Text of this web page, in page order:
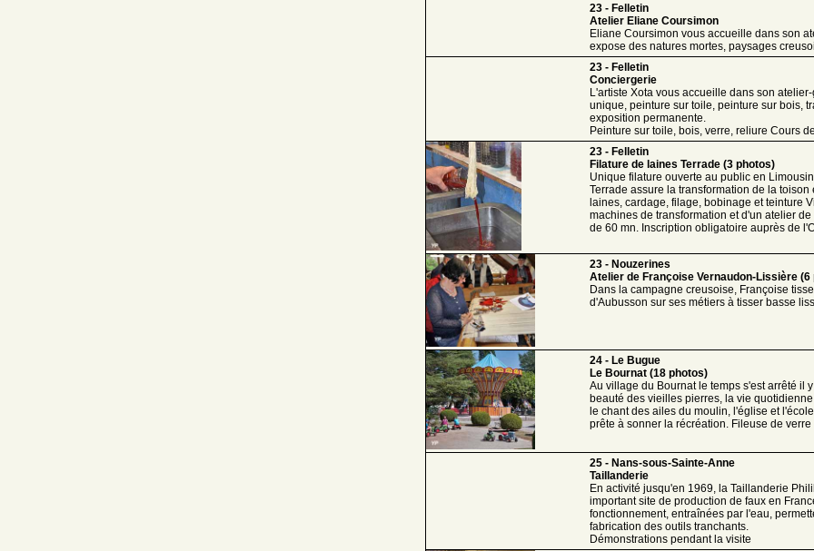
23 - Felletin
Atelier Eliane Coursimon
Eliane Coursimon vous accueille dans son
expose des natures mortes, paysages
23 - Felletin
Conciergerie
L'artiste Xota vous accueille dans son
unique, peinture sur toile, peinture sur bois,
exposition permanente.
Peinture sur toile, bois, verre, reliure Cours
23 - Felletin
Filature de laines Terrade (3 photos)
Unique filature ouverte au public en
Terrade assure la transformation de la
laines, cardage, filage, bobinage et teinture
machines de transformation et d'un atelier
de 60 mn. Inscription obligatoire auprès de
23 - Nouzerines
Atelier de Françoise Vernaudon-Lissière (6
Dans la campagne creusoise, Françoise
d'Aubusson sur ses métiers à tisser basse
24 - Le Bugue
Le Bournat (18 photos)
Au village du Bournat le temps s'est arrêté il
beauté des vieilles pierres, la vie
le chant des ailes du moulin, l'église et
prête à sonner la récréation. Fileuse de verre
25 - Nans-sous-Sainte-Anne
Taillanderie
En activité jusqu'en 1969, la Taillanderie
important site de production de faux en
fonctionnement, entraînées par l'eau,
fabrication des outils tranchants.
Démonstrations pendant la visite